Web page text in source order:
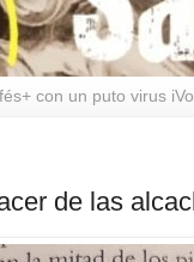
con un puto virus
de las